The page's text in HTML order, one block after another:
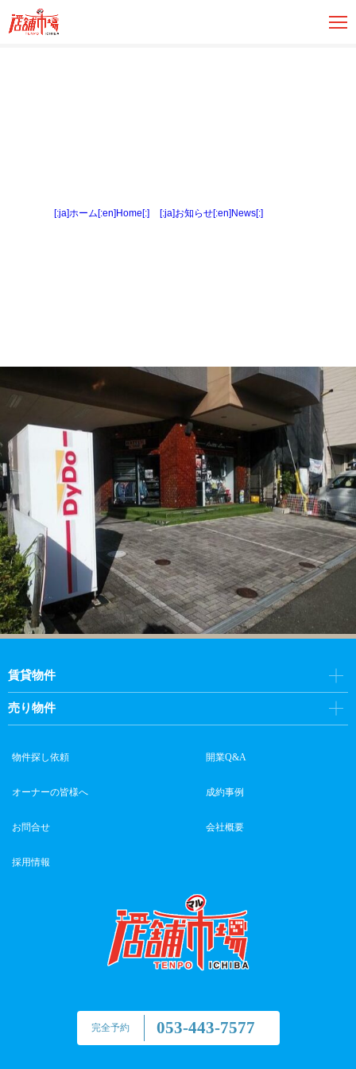
[:ja]ホーム[:en]Home[:] [:ja]お知らせ[:en]News[:]
完全予約 053-443-7577
賃貸物件
売り物件
物件探し依頼 開業Q&A
オーナーの皆様へ 成約事例
お問合せ 会社概要
採用情報